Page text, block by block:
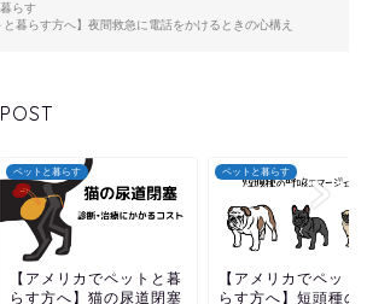
らす
と暮らす方へ】夜間救急に電話をかけるときの心構え
ペットと暮らす
【アメリカでペットと暮
らす方へ】短頭種の呼吸
イラストで学ぶ生理学と病気
【アメリカでペット
らす方へ】猫の尿管